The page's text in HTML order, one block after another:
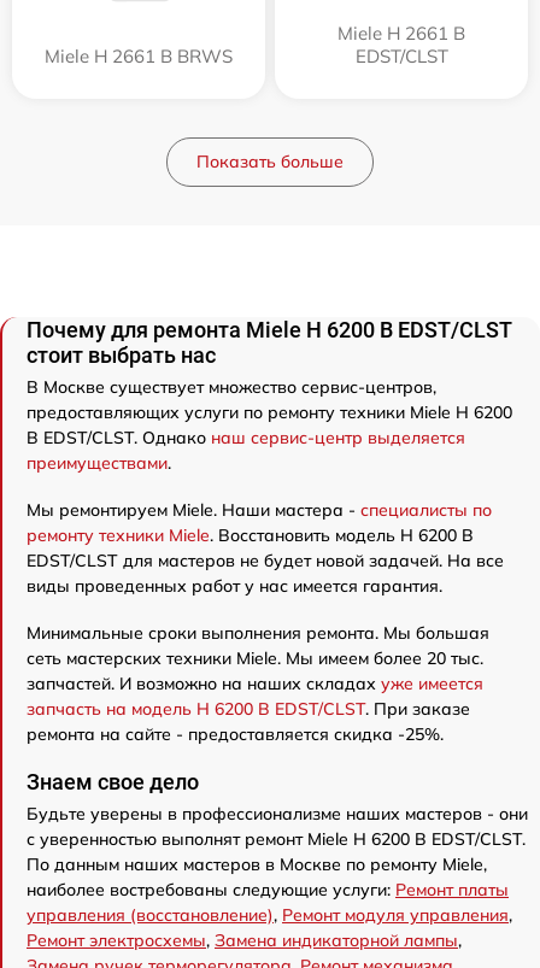
Miele H 2661 B BRWS
Miele H 2661 B
EDST/CLST
Показать больше
Почему для ремонта Miele H 6200 B EDST/CLST
стоит выбрать нас
В Москве существует множество сервис-центров,
предоставляющих услуги по ремонту техники Miele H 6200
B EDST/CLST. Однако наш сервис-центр выделяется
преимуществами.
Мы ремонтируем Miele. Наши мастера - специалисты по
ремонту техники Miele. Восстановить модель H 6200 B
EDST/CLST для мастеров не будет новой задачей. На все
виды проведенных работ у нас имеется гарантия.
Минимальные сроки выполнения ремонта. Мы большая
сеть мастерских техники Miele. Мы имеем более 20 тыс.
запчастей. И возможно на наших складах уже имеется
запчасть на модель H 6200 B EDST/CLST. При заказе
ремонта на сайте - предоставляется скидка -25%.
Знаем свое дело
Будьте уверены в профессионализме наших мастеров - они
с уверенностью выполнят ремонт Miele H 6200 B EDST/CLST.
По данным наших мастеров в Москве по ремонту Miele,
наиболее востребованы следующие услуги: Ремонт платы
управления (восстановление), Ремонт модуля управления,
Ремонт электросхемы, Замена индикаторной лампы,